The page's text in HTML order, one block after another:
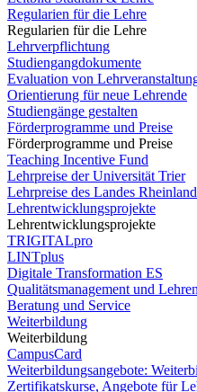
Regularien für die Lehre
Regularien für die Lehre
Lehrverpflichtung
Studiengangdokumente
Evaluation von
Orientierung für neue Lehrende
Studiengänge gestalten
Förderprogramme und Preise
Förderprogramme und Preise
Teaching Incentive Fund
Lehrpreise der Universität Trier
Lehrpreise des Landes
Lehrentwicklungsprojekte
Lehrentwicklungsprojekte
TRIGITALpro
LINTplus
Digitale Transformation ES
Qualitätsmanagement und
Beratung und Service
Weiterbildung
Weiterbildung
CampusCard
Weiterbildungsangebote:
Zertifikatskurse, Angebote für